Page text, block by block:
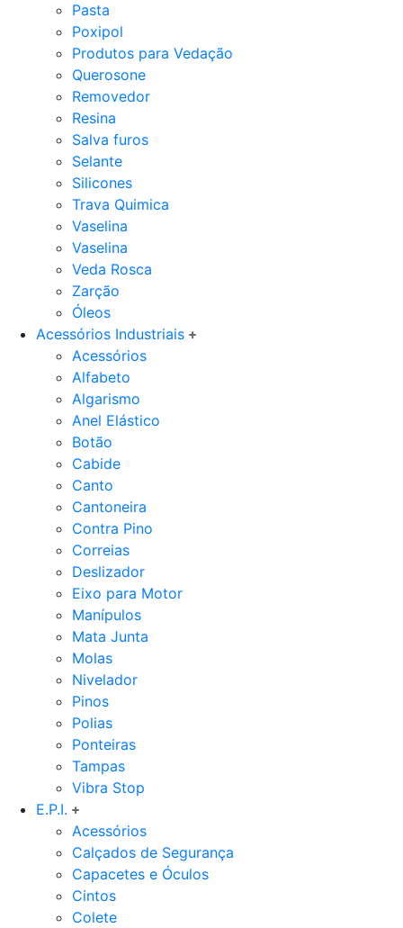
Pasta
Poxipol
Produtos para Vedação
Querosone
Removedor
Resina
Salva furos
Selante
Silicones
Trava Quimica
Vaselina
Vaselina
Veda Rosca
Zarção
Óleos
Acessórios Industriais
Acessórios
Alfabeto
Algarismo
Anel Elástico
Botão
Cabide
Canto
Cantoneira
Contra Pino
Correias
Deslizador
Eixo para Motor
Manípulos
Mata Junta
Molas
Nivelador
Pinos
Polias
Ponteiras
Tampas
Vibra Stop
E.P.I.
Acessórios
Calçados de Segurança
Capacetes e Óculos
Cintos
Colete